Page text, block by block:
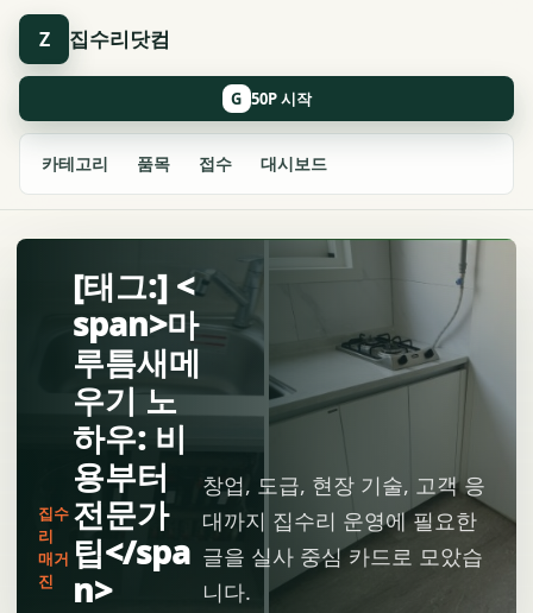
Z 집수리닷컴
카테고리 품목 접수 대시보드
G
집수
리
매거
진
[태그:] <
span>마
루틈새메
우기 노
하우: 비
용부터
전문가
팁</spa
n>
창업, 도급, 현장 기술, 고객 응
대까지 집수리 운영에 필요한
글을 실사 중심 카드로 모았습
니다.